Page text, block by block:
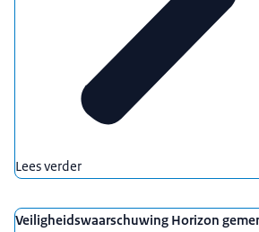
Lees verder
Veiligheidswaarschuwing Horizon